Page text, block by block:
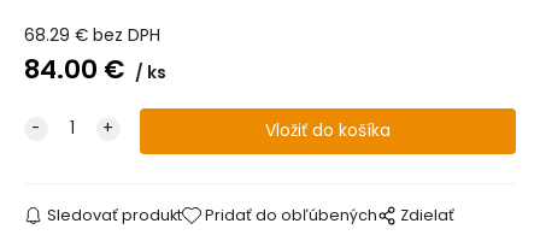
68.29 € bez DPH
84.00 € ks
Sledovať produkt Pridať do obľúbených Zdielať